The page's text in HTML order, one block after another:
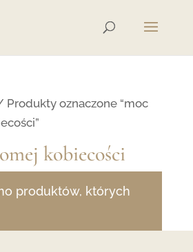
oznaczone “moc
kobiecości
produktów, których